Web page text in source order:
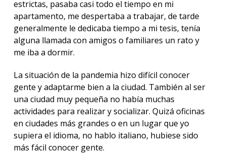
estrictas, pasaba casi todo el tiempo en mi
apartamento, me despertaba a trabajar, de tarde
generalmente le dedicaba tiempo a mi tesis, tenía
alguna llamada con amigos o familiares un rato y
me iba a dormir.
La situación de la pandemia hizo difícil conocer
gente y adaptarme bien a la ciudad. También al ser
una ciudad muy pequeña no había muchas
actividades para realizar y socializar. Quizá oficinas
en ciudades más grandes o en un lugar que yo
supiera el idioma, no hablo italiano, hubiese sido
más fácil conocer gente.